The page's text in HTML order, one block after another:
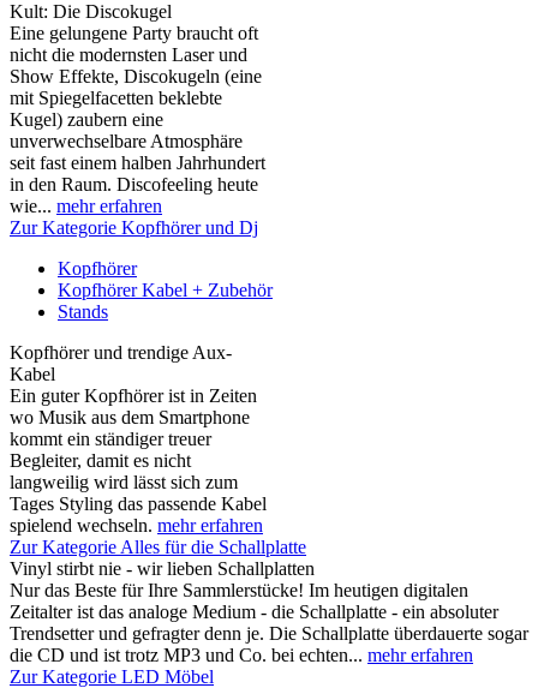
Kult: Die Discokugel
Eine gelungene Party braucht oft
nicht die modernsten Laser und
Show Effekte, Discokugeln (eine
mit Spiegelfacetten beklebte
Kugel) zaubern eine
unverwechselbare Atmosphäre
seit fast einem halben Jahrhundert
in den Raum. Discofeeling heute
wie... mehr erfahren
Zur Kategorie Kopfhörer und Dj
Kopfhörer
Kopfhörer Kabel + Zubehör
Stands
Kopfhörer und trendige Aux-
Kabel
Ein guter Kopfhörer ist in Zeiten
wo Musik aus dem Smartphone
kommt ein ständiger treuer
Begleiter, damit es nicht
langweilig wird lässt sich zum
Tages Styling das passende Kabel
spielend wechseln. mehr erfahren
Zur Kategorie Alles für die Schallplatte
Vinyl stirbt nie - wir lieben Schallplatten
Nur das Beste für Ihre Sammlerstücke! Im heutigen digitalen
Zeitalter ist das analoge Medium - die Schallplatte - ein absoluter
Trendsetter und gefragter denn je. Die Schallplatte überdauerte sogar
die CD und ist trotz MP3 und Co. bei echten... mehr erfahren
Zur Kategorie LED Möbel